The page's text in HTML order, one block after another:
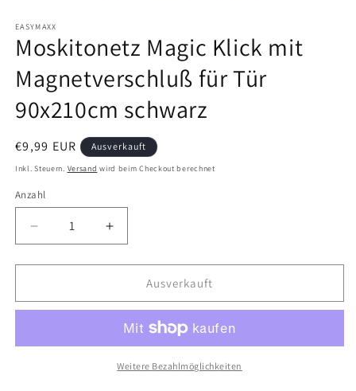
in
Modal
öffnen
EASYMAXX
Moskitonetz Magic Klick mit
Magnetverschluß für Tür
90x210cm schwarz
Normaler
Preis
€9,99 EUR Ausverkauft
Inkl. Steuern. Versand wird beim Checkout berechnet
Anzahl
Verringere
die
Menge
Moskitonetz
mit
Magnetverschluß
Erhöhe
die
Menge
Moskitonetz
Klick
mit
Magnetverschluß
Ausverkauft
Weitere Bezahlmöglichkeiten